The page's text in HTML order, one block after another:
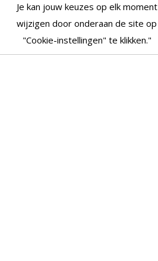
Je kan jouw keuzes op elk moment
wijzigen door onderaan de site op
"Cookie-instellingen" te klikken."